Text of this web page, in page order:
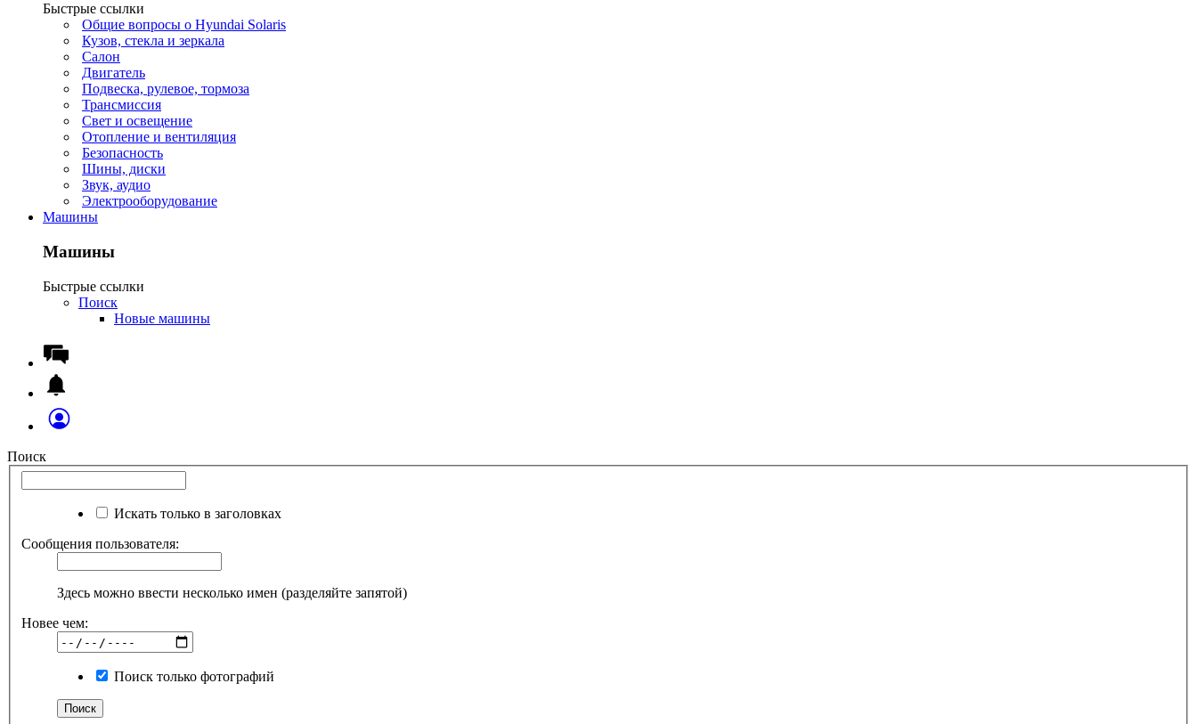
Быстрые ссылки
Общие вопросы о Hyundai Solaris
Кузов, стекла и зеркала
Салон
Двигатель
Подвеска, рулевое, тормоза
Трансмиссия
Свет и освещение
Отопление и вентиляция
Безопасность
Шины, диски
Звук, аудио
Электрооборудование
Машины
Машины
Быстрые ссылки
Поиск
Новые машины
Поиск
Искать только в заголовках
Сообщения пользователя:
Здесь можно ввести несколько имен (разделяйте запятой)
Новее чем:
Поиск только фотографий